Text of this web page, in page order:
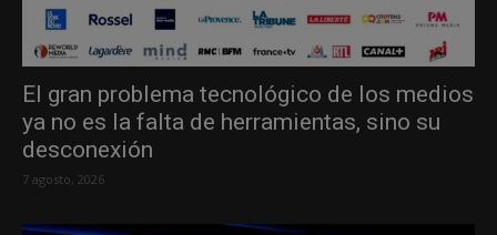
El gran problema tecnológico de los medios
ya no es la falta de herramientas, sino su
desconexión
7 agosto, 2026